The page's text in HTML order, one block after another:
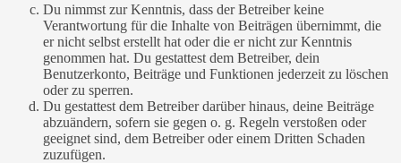
Du nimmst zur Kenntnis, dass der Betreiber keine
Verantwortung für die Inhalte von Beiträgen übernimmt, die
er nicht selbst erstellt hat oder die er nicht zur Kenntnis
genommen hat. Du gestattest dem Betreiber, dein
Benutzerkonto, Beiträge und Funktionen jederzeit zu löschen
oder zu sperren.
Du gestattest dem Betreiber darüber hinaus, deine Beiträge
abzuändern, sofern sie gegen o. g. Regeln verstoßen oder
geeignet sind, dem Betreiber oder einem Dritten Schaden
zuzufügen.